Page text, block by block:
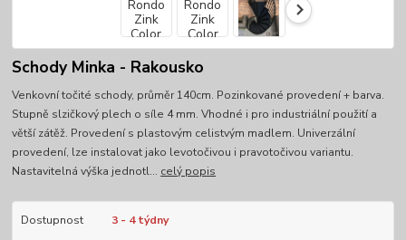
Schody Minka - Rakousko
Venkovní točité schody, průměr 140cm. Pozinkované provedení + barva.
Stupně slzičkový plech o síle 4 mm. Vhodné i pro industriální použití a
větší zátěž. Provedení s plastovým celistvým madlem. Univerzální
provedení, lze instalovat jako levotočivou i pravotočivou variantu.
Nastavitelná výška jednotl... celý popis
Dostupnost
3 - 4 týdny